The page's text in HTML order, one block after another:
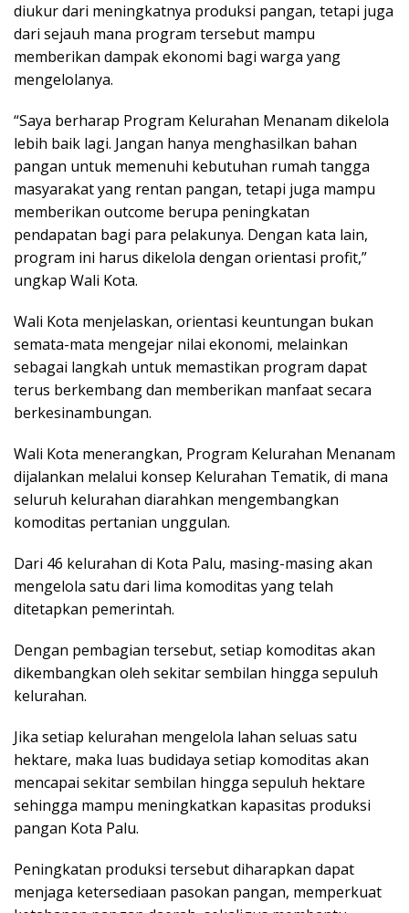
diukur dari meningkatnya produksi pangan, tetapi juga
dari sejauh mana program tersebut mampu
memberikan dampak ekonomi bagi warga yang
mengelolanya.
“Saya berharap Program Kelurahan Menanam dikelola
lebih baik lagi. Jangan hanya menghasilkan bahan
pangan untuk memenuhi kebutuhan rumah tangga
masyarakat yang rentan pangan, tetapi juga mampu
memberikan outcome berupa peningkatan
pendapatan bagi para pelakunya. Dengan kata lain,
program ini harus dikelola dengan orientasi profit,”
ungkap Wali Kota.
Wali Kota menjelaskan, orientasi keuntungan bukan
semata-mata mengejar nilai ekonomi, melainkan
sebagai langkah untuk memastikan program dapat
terus berkembang dan memberikan manfaat secara
berkesinambungan.
Wali Kota menerangkan, Program Kelurahan Menanam
dijalankan melalui konsep Kelurahan Tematik, di mana
seluruh kelurahan diarahkan mengembangkan
komoditas pertanian unggulan.
Dari 46 kelurahan di Kota Palu, masing-masing akan
mengelola satu dari lima komoditas yang telah
ditetapkan pemerintah.
Dengan pembagian tersebut, setiap komoditas akan
dikembangkan oleh sekitar sembilan hingga sepuluh
kelurahan.
Jika setiap kelurahan mengelola lahan seluas satu
hektare, maka luas budidaya setiap komoditas akan
mencapai sekitar sembilan hingga sepuluh hektare
sehingga mampu meningkatkan kapasitas produksi
pangan Kota Palu.
Peningkatan produksi tersebut diharapkan dapat
menjaga ketersediaan pasokan pangan, memperkuat